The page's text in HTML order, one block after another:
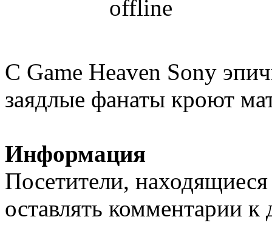
С Game Heaven Sony
заядлые фанаты кроют
Информация
Посетители,
оставлять комментарии